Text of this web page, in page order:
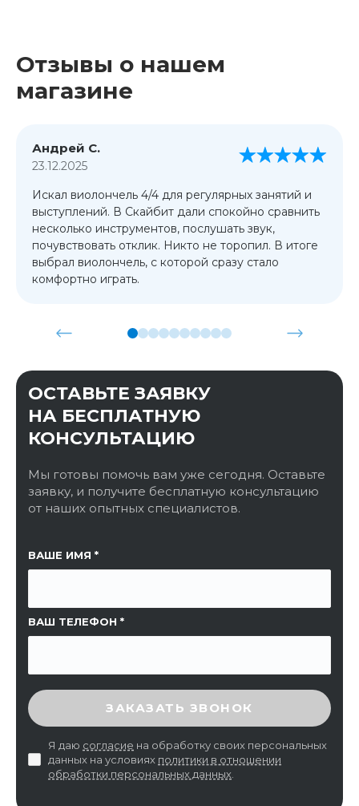
Отзывы о нашем
магазине
Андрей С.
23.12.2025
Искал виолончель 4/4 для регулярных занятий и
выступлений. В Скайбит дали спокойно сравнить
несколько инструментов, послушать звук,
почувствовать отклик. Никто не торопил. В итоге
выбрал виолончель, с которой сразу стало
комфортно играть.
ОСТАВЬТЕ ЗАЯВКУ
НА БЕСПЛАТНУЮ
КОНСУЛЬТАЦИЮ
Мы готовы помочь вам уже сегодня. Оставьте
заявку, и получите бесплатную консультацию
от наших опытных специалистов.
ВАШЕ ИМЯ
ВАШ ТЕЛЕФОН
ССЫЛКА НА СТРАНИЦУ
ВВЕДИТЕ ПРОВЕРОЧНЫЙ КОД
ЗАКАЗАТЬ ЗВОНОК
Я даю согласие на обработку своих персональных
данных на условиях политики в отношении
обработки персональных данных